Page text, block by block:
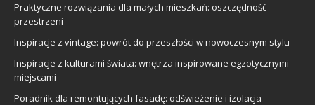
Praktyczne rozwiązania dla małych mieszkań: oszczędność
przestrzeni
Inspiracje z vintage: powrót do przeszłości w nowoczesnym stylu
Inspiracje z kulturami świata: wnętrza inspirowane egzotycznymi
miejscami
Poradnik dla remontujących fasadę: odświeżenie i izolacja